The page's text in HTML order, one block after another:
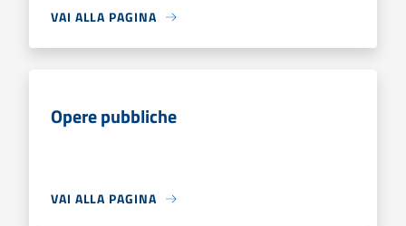
VAI ALLA PAGINA
Opere pubbliche
VAI ALLA PAGINA